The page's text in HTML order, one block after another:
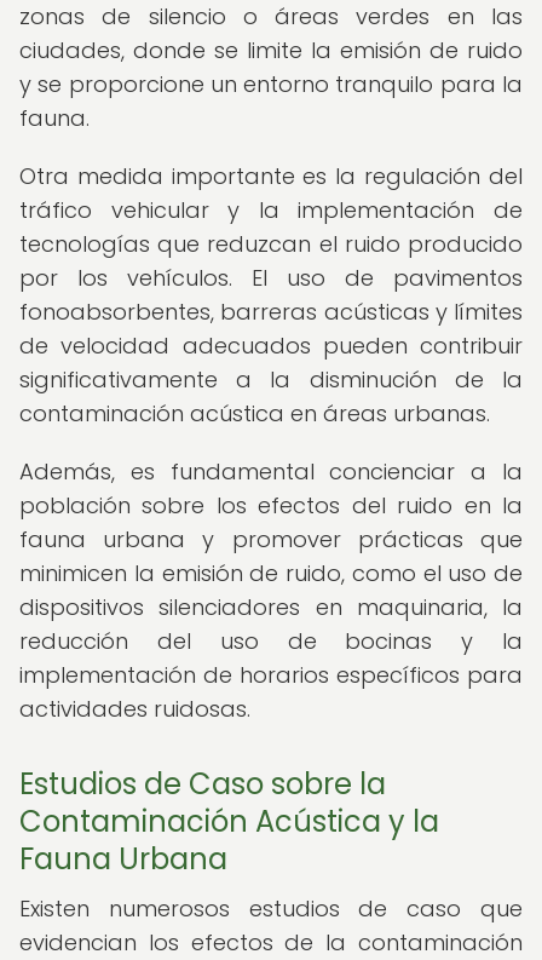
zonas de silencio o áreas verdes en las
ciudades, donde se limite la emisión de ruido
y se proporcione un entorno tranquilo para la
fauna.
Otra medida importante es la regulación del
tráfico vehicular y la implementación de
tecnologías que reduzcan el ruido producido
por los vehículos. El uso de pavimentos
fonoabsorbentes, barreras acústicas y límites
de velocidad adecuados pueden contribuir
significativamente a la disminución de la
contaminación acústica en áreas urbanas.
Además, es fundamental concienciar a la
población sobre los efectos del ruido en la
fauna urbana y promover prácticas que
minimicen la emisión de ruido, como el uso de
dispositivos silenciadores en maquinaria, la
reducción del uso de bocinas y la
implementación de horarios específicos para
actividades ruidosas.
Estudios de Caso sobre la
Contaminación Acústica y la
Fauna Urbana
Existen numerosos estudios de caso que
evidencian los efectos de la contaminación